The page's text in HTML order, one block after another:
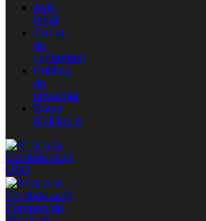
Avís
legal
Canal
de
l’informant
Política
de
privacitat
Baixa
d’afiliació